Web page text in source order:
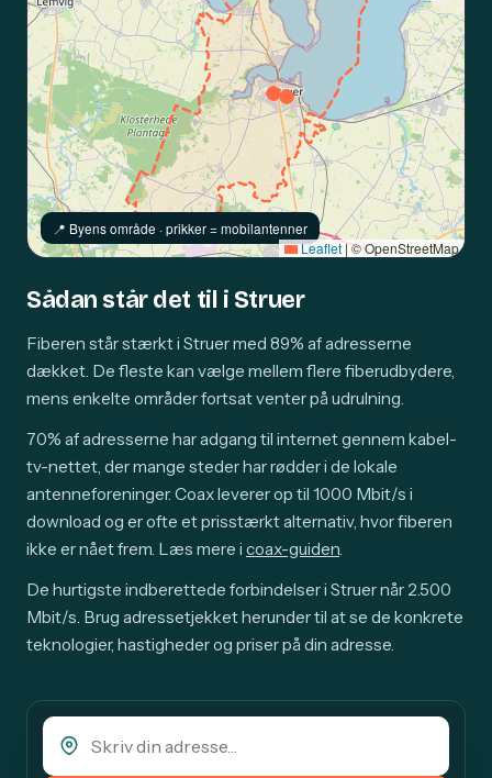
📍️ Byens område · prikker = mobilantenner
Leaflet|© OpenStreetMap
Sådan står det til i Struer
Fiberen står stærkt i Struer med 89% af adresserne
dækket. De fleste kan vælge mellem flere fiberudbydere,
mens enkelte områder fortsat venter på udrulning.
70% af adresserne har adgang til internet gennem kabel-
tv-nettet, der mange steder har rødder i de lokale
antenneforeninger. Coax leverer op til 1000 Mbit/s i
download og er ofte et prisstærkt alternativ, hvor fiberen
ikke er nået frem. Læs mere i coax-guiden.
De hurtigste indberettede forbindelser i Struer når 2.500
Mbit/s. Brug adressetjekket herunder til at se de konkrete
teknologier, hastigheder og priser på din adresse.